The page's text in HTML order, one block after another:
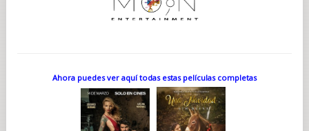
Ahora puedes ver aquí todas estas películas completas